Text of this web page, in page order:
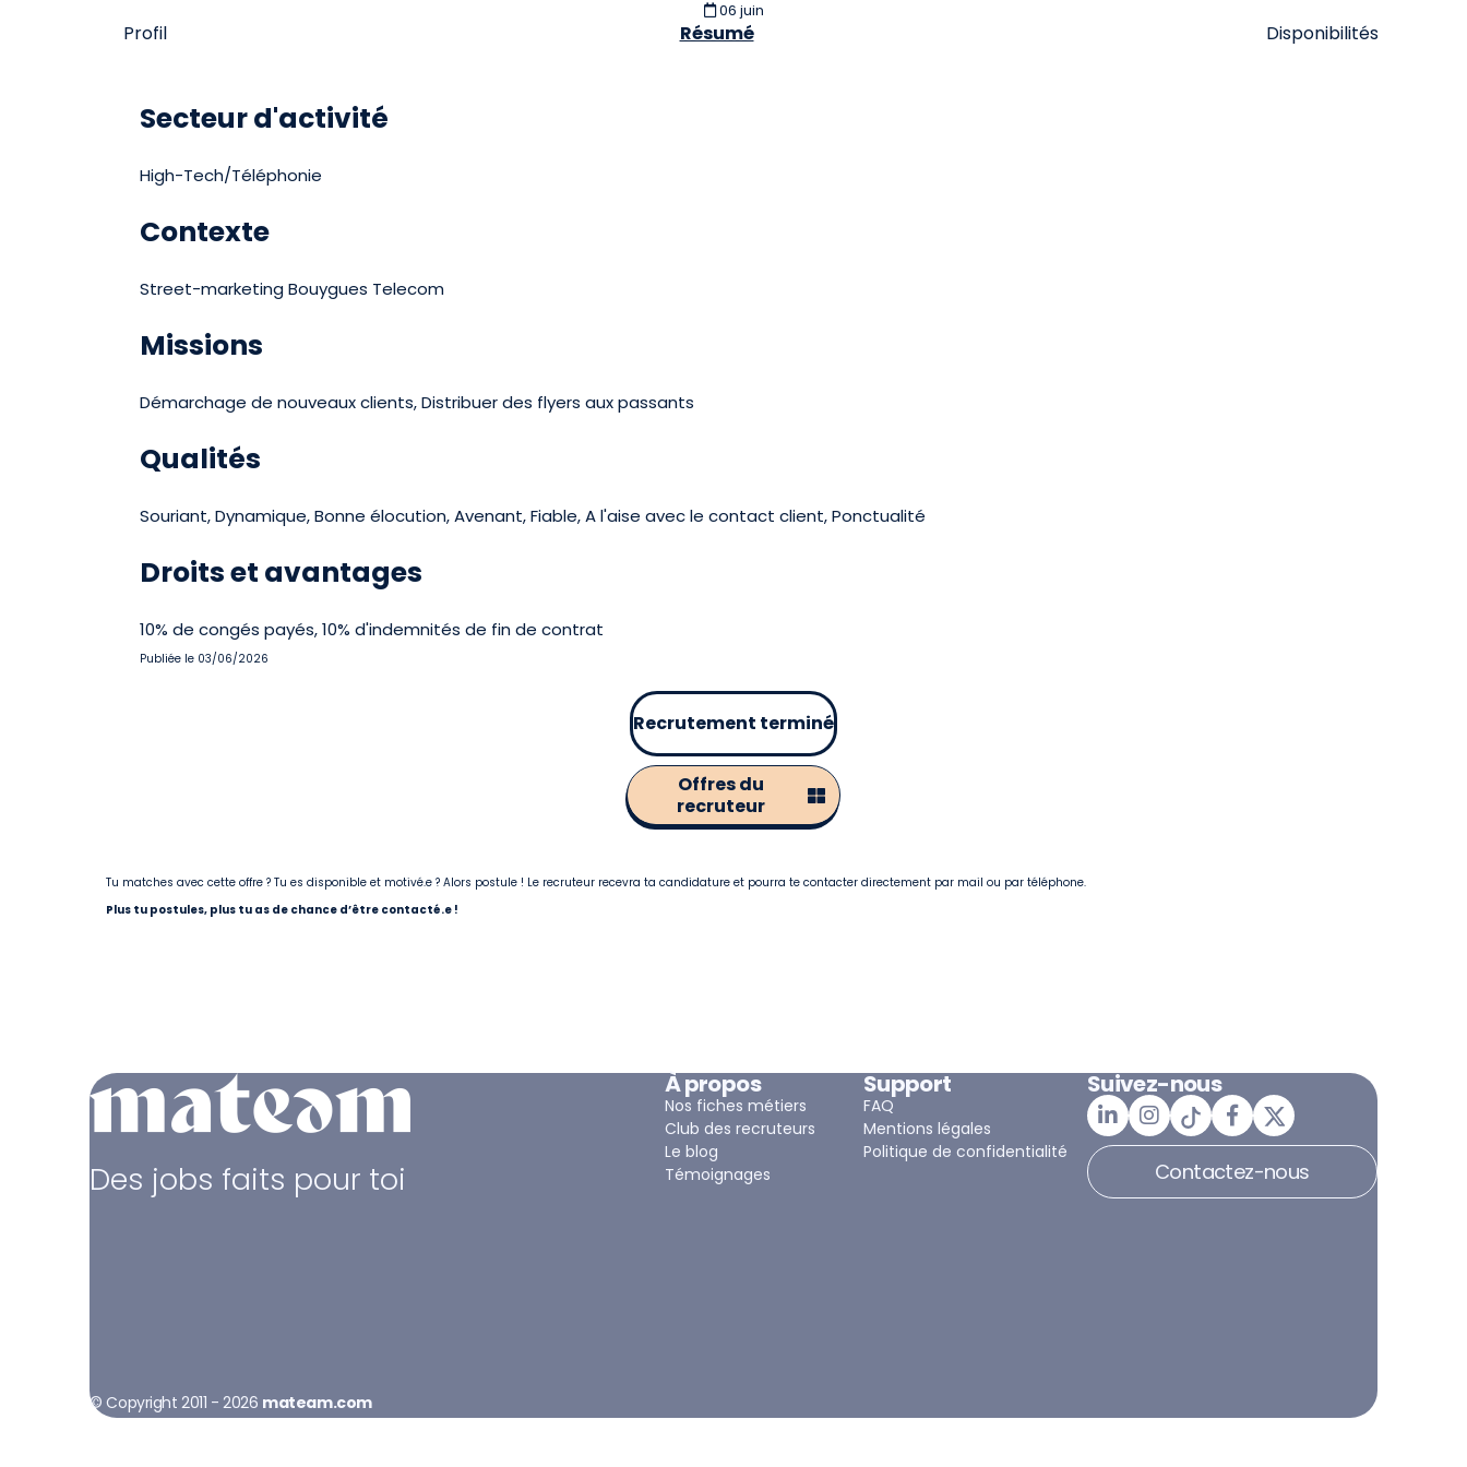
06 juin
Profil Résumé Disponibilités
Secteur d'activité
High-Tech/Téléphonie
Contexte
Street-marketing Bouygues Telecom
Missions
Démarchage de nouveaux clients, Distribuer des flyers aux passants
Qualités
Souriant, Dynamique, Bonne élocution, Avenant, Fiable, A l'aise avec le contact client, Ponctualité
Droits et avantages
10% de congés payés, 10% d'indemnités de fin de contrat
Publiée le 03/06/2026
Recrutement terminé
Offres du
recruteur
Tu matches avec cette offre ? Tu es disponible et motivé.e ? Alors postule ! Le recruteur recevra ta candidature et pourra te contacter directement par mail ou par téléphone.
Plus tu postules, plus tu as de chance d’être contacté.e !
Des jobs faits pour toi
© Copyright 2011 - 2026 mateam.com
À propos
Nos fiches métiers
Club des recruteurs
Le blog
Témoignages
Support
FAQ
Mentions légales
Politique de confidentialité
Suivez-nous
Contactez-nous